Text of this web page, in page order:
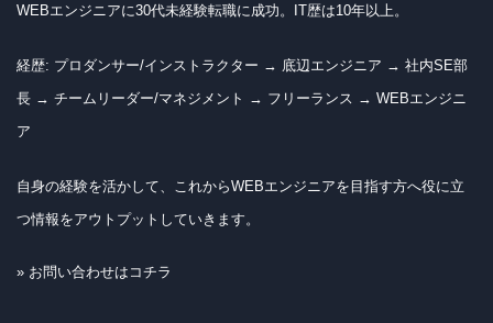
WEBエンジニアに30代未経験転職に成功。IT歴は10年以上。
経歴: プロダンサー/インストラクター → 底辺エンジニア → 社内SE部
長 → チームリーダー/マネジメント → フリーランス → WEBエンジニ
ア
自身の経験を活かして、これからWEBエンジニアを目指す方へ役に立
つ情報をアウトプットしていきます。
» お問い合わせはコチラ